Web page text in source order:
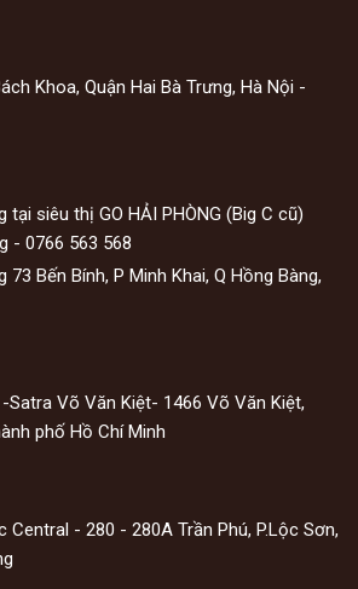
Khoa, Quận Hai Bà Trưng, Hà Nội -
tại siêu thị GO HẢI PHÒNG (Big C cũ)
-0766 563 568
73 Bến Bính, P Minh Khai, Q Hồng Bàng,
Satra Võ Văn Kiệt- 1466 Võ Văn Kiệt,
phố Hồ Chí Minh
Central - 280 - 280A Trần Phú, P.Lộc Sơn,